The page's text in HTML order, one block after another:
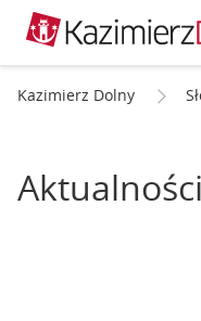
Kazimierz Dolny